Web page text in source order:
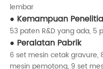
lembar
Kemampuan
53 paten R&D yang ada, 5
Peralatan Pabrik
6 set mesin cetak gravure,
mesin pemotong, 9 set